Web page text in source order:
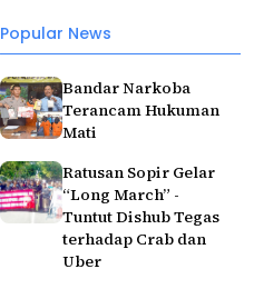
Popular News
Bandar Narkoba
Terancam Hukuman
Mati
Ratusan Sopir Gelar
“Long March” -
Tuntut Dishub Tegas
terhadap Crab dan
Uber